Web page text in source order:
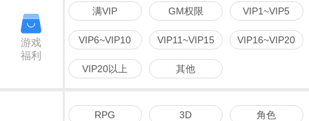
游戏
福利
满VIP GM权限 VIP1~VIP5
VIP6~VIP10 VIP11~VIP15 VIP16~VIP20
VIP20以上 其他
RPG 3D 角色